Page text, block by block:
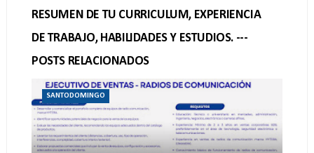
RESUMEN DE TU CURRICULUM, EXPERIENCIA
DE TRABAJO, HABILIDADES Y ESTUDIOS. ---
POSTS RELACIONADOS
SANTODOMINGO